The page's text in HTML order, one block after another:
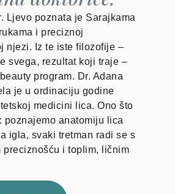
Ljevo poznata je Sarajkama
i preciznoj
njezi. Iz te iste filozofije –
svega, rezultat koji traje –
program. Dr. Adana
je u ordinaciju godine
medicini lica. Ono što
poznajemo anatomiju lica
igla, svaki tretman radi se s
preciznošću i toplim, ličnim